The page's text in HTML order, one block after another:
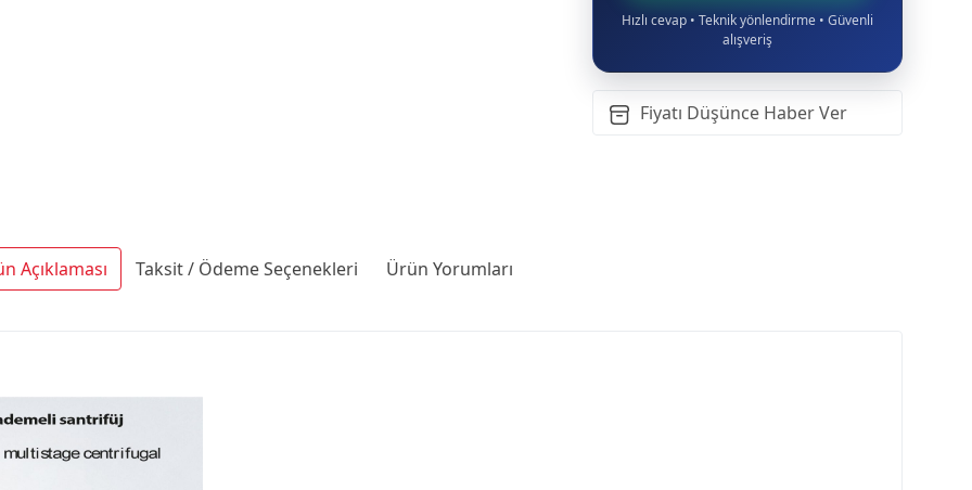
Hızlı cevap • Teknik yönlendirme • Güvenli
alışveriş
Fiyatı Düşünce Haber Ver
Açıklaması Taksit / Ödeme Seçenekleri Ürün Yorumları